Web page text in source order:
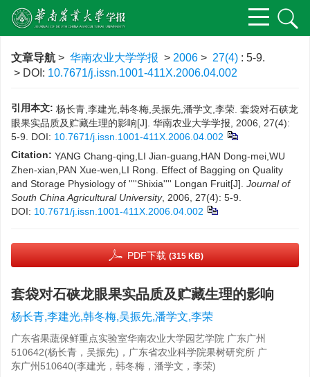
文章导航 > 华南农业大学学报 > 2006 > 27(4) : 5-9.
> DOI: 10.7671/j.issn.1001-411X.2006.04.002
引用本文: 杨长青,李建光,韩冬梅,吴振先,潘学文,李荣. 套袋对石硖龙
眼果实品质及贮藏生理的影响[J]. 华南农业大学学报, 2006, 27(4):
5-9. DOI: 10.7671/j.issn.1001-411X.2006.04.002
Citation: YANG Chang-qing,LI Jian-guang,HAN Dong-mei,WU
Zhen-xian,PAN Xue-wen,LI Rong. Effect of Bagging on Quality
and Storage Physiology of ''''Shixia'''' Longan Fruit[J]. Journal of
South China Agricultural University, 2006, 27(4): 5-9.
DOI: 10.7671/j.issn.1001-411X.2006.04.002
PDF下载 (315 KB)
套袋对石硖龙眼果实品质及贮藏生理的影响
杨长青,李建光,韩冬梅,吴振先,潘学文,李荣
广东省果蔬保鲜重点实验室华南农业大学园艺学院 广东广州
510642(杨长青，吴振先)，广东省农业科学院果树研究所 广
东广州510640(李建光，韩冬梅，潘学文，李荣)